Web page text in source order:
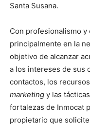
Santa Susana.
Con profesionalismo y
principalmente en la
objetivo de alcanzar
a los intereses de sus
contactos, los
marketing y las
fortalezas de Inmocat
propietario que